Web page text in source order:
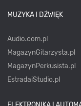
MUZYKA I DŹWIĘK
Audio.com.pl
MagazynGitarzysta.pl
MagazynPerkusista.pl
EstradaiStudio.pl